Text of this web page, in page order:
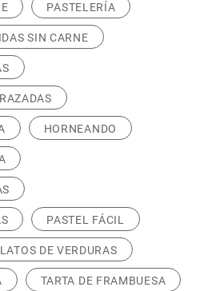
PASTELERÍA
SIN CARNE
HORNEANDO
PASTEL FÁCIL
DE VERDURAS
TARTA DE FRAMBUESA